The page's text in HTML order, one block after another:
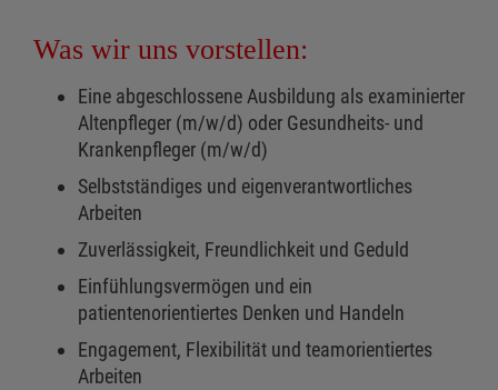
Was wir uns vorstellen:
Eine abgeschlossene Ausbildung als examinierter
Altenpfleger (m/w/d) oder Gesundheits- und
Krankenpfleger (m/w/d)
Selbstständiges und eigenverantwortliches
Arbeiten
Zuverlässigkeit, Freundlichkeit und Geduld
Einfühlungsvermögen und ein
patientenorientiertes Denken und Handeln
Engagement, Flexibilität und teamorientiertes
Arbeiten